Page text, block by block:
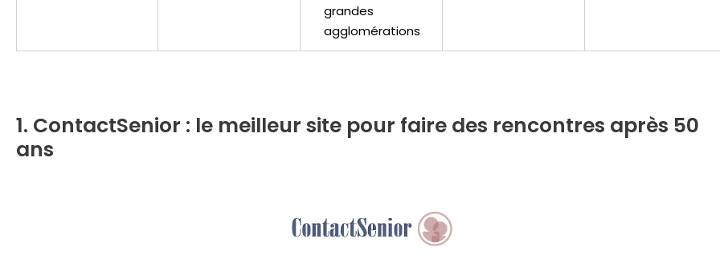
grandes
agglomérations
1. ContactSenior : le meilleur site pour faire des rencontres après 50
ans